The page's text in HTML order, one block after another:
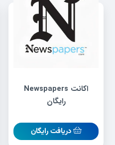
اکانت Newspapers
رایگان
دریافت رایگان